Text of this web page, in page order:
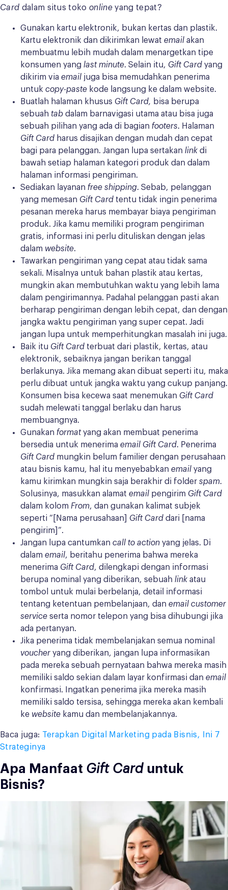
Card dalam situs tokoonlineyang tepat?
Gunakan kartu elektronik, bukan kertas dan plastik.
Kartu elektronik dan dikirimkan lewat email akan
membuatmu lebih mudah dalam menargetkan tipe
konsumen yang last minute. Selain itu, Gift Card yang
dikirim via email juga bisa memudahkan penerima
untuk copy-paste kode langsung ke dalam website.
Buatlah halaman khusus Gift Card, bisa berupa
sebuah tab dalam barnavigasi utama atau bisa juga
sebuah pilihan yang ada di bagian footers. Halaman
Gift Card harus disajikan dengan mudah dan cepat
bagi para pelanggan. Jangan lupa sertakan link di
bawah setiap halaman kategori produk dan dalam
halaman informasi pengiriman.
Sediakan layanan free shipping. Sebab, pelanggan
yang memesan Gift Card tentu tidak ingin penerima
pesanan mereka harus membayar biaya pengiriman
produk. Jika kamu memiliki program pengiriman
gratis, informasi ini perlu dituliskan dengan jelas
dalam website.
Tawarkan pengiriman yang cepat atau tidak sama
sekali. Misalnya untuk bahan plastik atau kertas,
mungkin akan membutuhkan waktu yang lebih lama
dalam pengirimannya. Padahal pelanggan pasti akan
berharap pengiriman dengan lebih cepat, dan dengan
jangka waktu pengiriman yang super cepat. Jadi
jangan lupa untuk memperhitungkan masalah ini juga.
Baik itu Gift Card terbuat dari plastik, kertas, atau
elektronik, sebaiknya jangan berikan tanggal
berlakunya. Jika memang akan dibuat seperti itu, maka
perlu dibuat untuk jangka waktu yang cukup panjang.
Konsumen bisa kecewa saat menemukan Gift Card
sudah melewati tanggal berlaku dan harus
membuangnya.
Gunakan formatyang akan membuat penerima
bersedia untuk menerima email Gift Card. Penerima
Gift Card mungkin belum familier dengan perusahaan
atau bisnis kamu, hal itu menyebabkan email yang
kamu kirimkan mungkin saja berakhir di folder spam.
Solusinya, masukkan alamat email pengirim Gift Card
dalam kolom From, dan gunakan kalimat subjek
seperti “[Nama perusahaan] Gift Card dari [nama
pengirim]”.
Jangan lupa cantumkan call to action yang jelas. Di
dalam email, beritahu penerima bahwa mereka
menerima Gift Card, dilengkapi dengan informasi
berupa nominal yang diberikan, sebuah link atau
tombol untuk mulai berbelanja, detail informasi
tentang ketentuan pembelanjaan, dan email customer
service serta nomor telepon yang bisa dihubungi jika
ada pertanyan.
Jika penerima tidak membelanjakan semua nominal
voucher yang diberikan, jangan lupa informasikan
pada mereka sebuah pernyataan bahwa mereka masih
memiliki saldo sekian dalam layar konfirmasi dan email
konfirmasi. Ingatkan penerima jika mereka masih
memiliki saldo tersisa, sehingga mereka akan kembali
ke website kamu dan membelanjakannya.
Baca juga: Terapkan Digital Marketing pada Bisnis, Ini 7
Strateginya
Apa Manfaat Gift Card untuk
Bisnis?